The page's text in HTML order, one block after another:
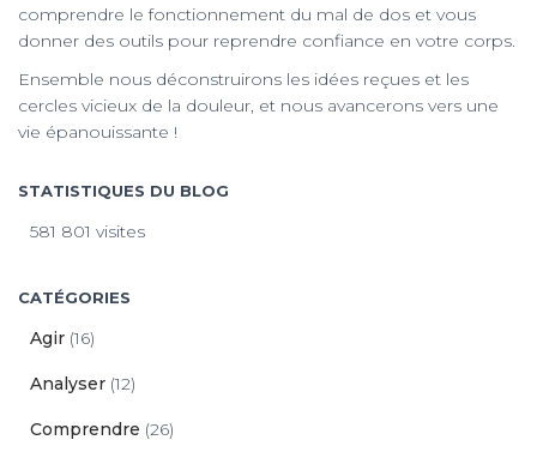
comprendre le fonctionnement du mal de dos et vous
donner des outils pour reprendre confiance en votre corps.
Ensemble nous déconstruirons les idées reçues et les
cercles vicieux de la douleur, et nous avancerons vers une
vie épanouissante !
STATISTIQUES DU BLOG
581 801 visites
CATÉGORIES
Agir (16)
Analyser (12)
Comprendre (26)